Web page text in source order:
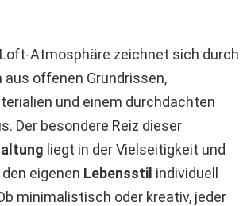
Atmosphäre zeichnet sich durch
aus offenen Grundrissen,
und einem durchdachten
Der besondere Reiz dieser
liegt in der Vielseitigkeit und
eigenen Lebensstil individuell
minimalistisch oder kreativ, jeder